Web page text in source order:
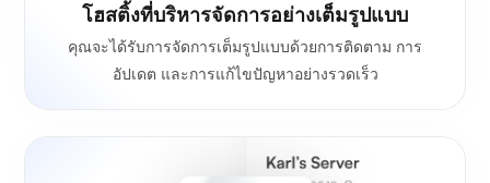
โฮสติ้งที่บริหารจัดการอย่างเต็มรูปแบบ
คุณจะได้รับการจัดการเต็มรูปแบบด้วยการติดตาม การ
อัปเดต และการแก้ไขปัญหาอย่างรวดเร็ว